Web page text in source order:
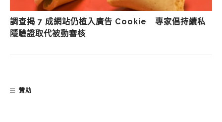
調查揭 7 成網站仍植入廣告 Cookie 專家倡持續私
隱驗證取代被動審核
贊助